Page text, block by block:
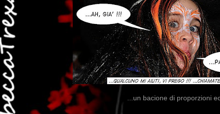
...un bacione di proporzioni